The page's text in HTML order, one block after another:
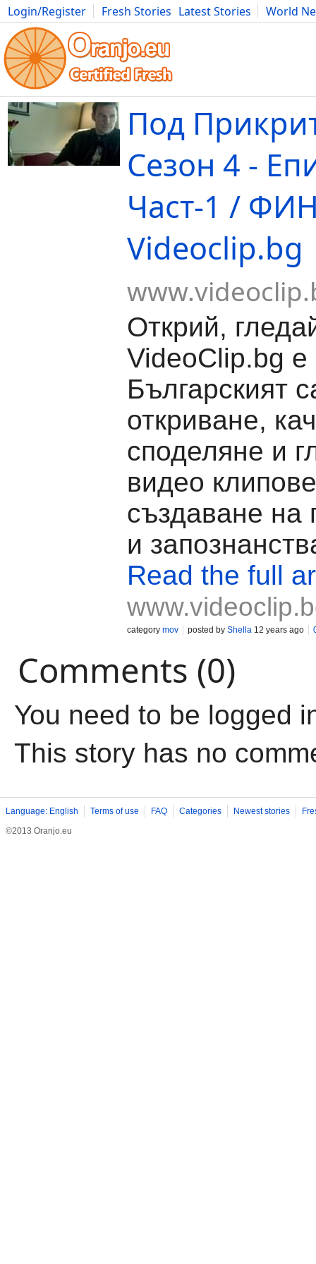
Login/Register Fresh Stories Latest Stories
World
Movies Anime Music Art Cars Advice Science
Под
Сезон 4 -
Част-1 /
Videoclip.bg
Открий,
VideoClip.bg е
Българският
откриване,
споделяне и
видео
създаване на
и
Read the full
category mov posted by Shella 12 years ago
Comments (0)
You need to be logged
This story has no
Language: English Terms of use FAQ Categories Newest stories
©2013 Oranjo.eu